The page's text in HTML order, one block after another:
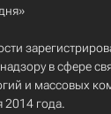
в сфере
и массовых
года.